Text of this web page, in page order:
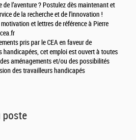
l’aventure ? Postulez dès maintenant et
de la recherche et de l’innovation !
et lettres de référence à Pierre
pris par le CEA en faveur de
handicapées, cet emploi est ouvert à toutes
aménagements et/ou des possibilités
des travailleurs handicapés
poste